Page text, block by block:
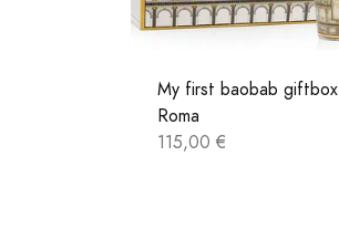
My first baobab giftbox
Roma
115,00 €